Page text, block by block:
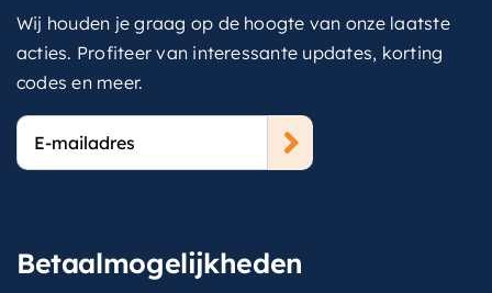
Wij houden je graag op de hoogte van onze laatste
acties. Profiteer van interessante updates, korting
codes en meer.
E-
mailadres
Betaalmogelijkheden